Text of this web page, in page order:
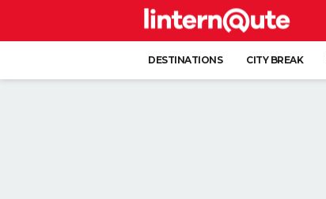
DESTINATIONS CITY BREAK